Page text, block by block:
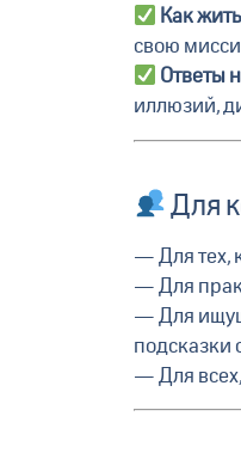
Как
свою
Ответы
иллюзий,
Для
— Для тех,
— Для
— Для
подсказки
— Для всех,